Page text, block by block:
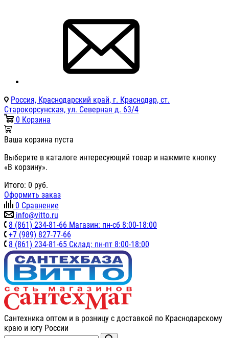
Россия, Краснодарский край, г. Краснодар, ст.
Старокорсунская, ул. Северная д. 63/4
0 Корзина
Ваша корзина пуста
Выберите в каталоге интересующий товар и нажмите кнопку
«В корзину».
Итого: 0 руб.
Оформить заказ
0 Сравнение
info@vitto.ru
8 (861) 234-81-66 Магазин: пн-сб 8:00-18:00
+7 (989) 827-77-66
8 (861) 234-81-65 Склад: пн-пт 8:00-18:00
Сантехника оптом и в розницу с доставкой по Краснодарскому
краю и югу России